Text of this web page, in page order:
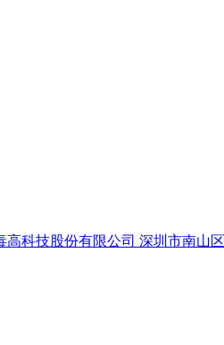
科技股份有限公司 深圳市南山